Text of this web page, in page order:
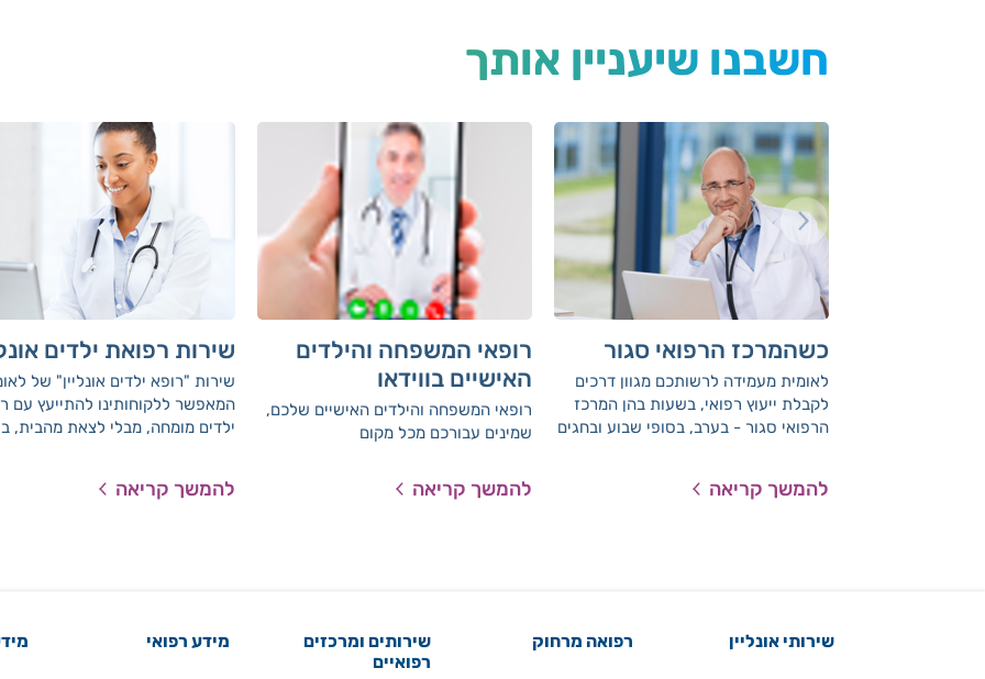
חשבנו שיעניין אותך
כשהמרכז הרפואי סגור
לאומית מעמידה לרשותכם מגוון דרכים
לקבלת ייעוץ רפואי, בשעות בהן המרכז
הרפואי סגור - בערב, בסופי שבוע ובחגים
להמשך קריאה
רופאי המשפחה והילדים
האישיים בווידאו
רופאי המשפחה והילדים האישיים שלכם,
שמינים עבורכם מכל מקום
להמשך קריאה
שירות רפואת ילדים
שירות "רופא ילדים אונליין" של
המאפשר ללקוחותינו להתייעץ עם
ילדים מומחה, מבלי לצאת מהבית,
הטוב והיסודי ביותר, באופן אישי
להמשך קריאה
שירותי אונליין רפואה מרחוק
שירותים ומרכזים
רפואיים
מידע רפואי